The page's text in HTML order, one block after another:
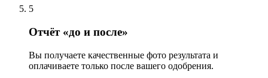
5
Отчёт «до и после»
Вы получаете качественные фото результата и
оплачиваете только после вашего одобрения.